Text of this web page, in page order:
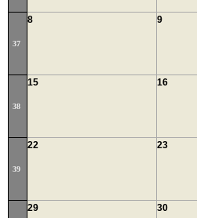
37
8 9
38
15 16
39
22 23
29 30